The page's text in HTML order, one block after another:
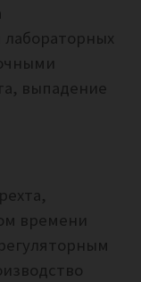
выпадение
времени